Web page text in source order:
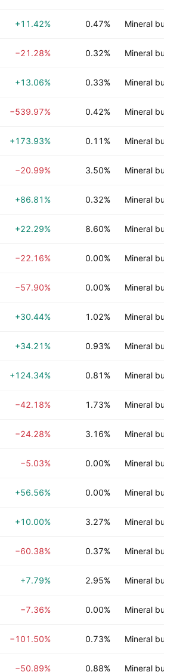
+11.42% 0.47% Mineral bukan
−21.28% 0.32% Mineral bukan
+13.06% 0.33% Mineral bukan
−539.97% 0.42% Mineral bukan
+173.93% 0.11% Mineral bukan
−20.99% 3.50% Mineral bukan
+86.81% 0.32% Mineral bukan
+22.29% 8.60% Mineral bukan
−22.16% 0.00% Mineral bukan
−57.90% 0.00% Mineral bukan
+30.44% 1.02% Mineral bukan
+34.21% 0.93% Mineral bukan
+124.34% 0.81% Mineral bukan
−42.18% 1.73% Mineral bukan
−24.28% 3.16% Mineral bukan
−5.03% 0.00% Mineral bukan
+56.56% 0.00% Mineral bukan
+10.00% 3.27% Mineral bukan
−60.38% 0.37% Mineral bukan
+7.79% 2.95% Mineral bukan
−7.36% 0.00% Mineral bukan
−101.50% 0.73% Mineral bukan
−50.89% 0.88% Mineral bukan